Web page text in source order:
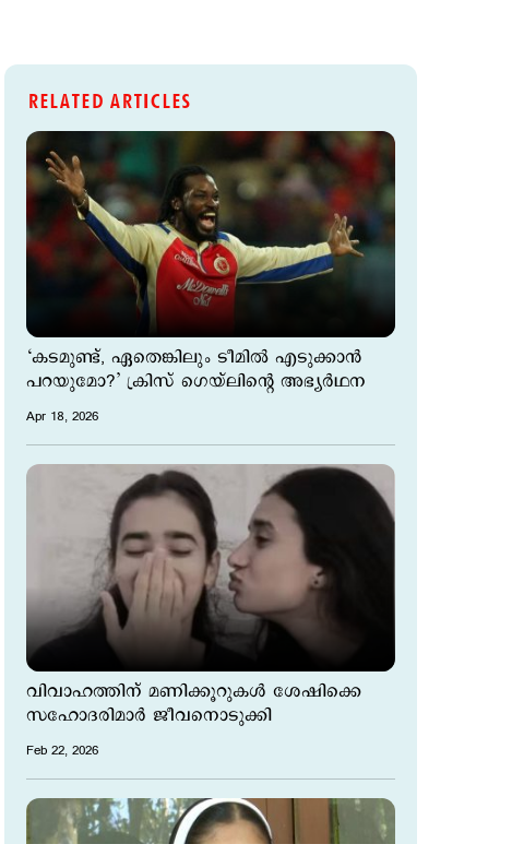
RELATED ARTICLES
‘കടമുണ്ട്, ഏതെങ്കിലും ടീമില്‍ എടുക്കാന്‍
പറയുമോ?’ ക്രിസ് ഗെയ്‍ലിന്‍റെ അഭ്യര്‍ഥന
Apr 18, 2026
വിവാഹത്തിന് മണിക്കൂറുകള്‍ ശേഷിക്കെ
സഹോദരിമാര്‍ ജീവനൊടുക്കി
Feb 22, 2026